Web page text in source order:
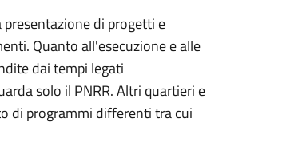
di progetti e
Quanto all'esecuzione e alle
dai tempi legati
solo il PNRR. Altri quartieri e
di programmi differenti tra cui